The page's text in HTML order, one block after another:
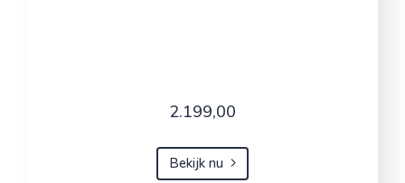
2.199,00
Bekijk nu